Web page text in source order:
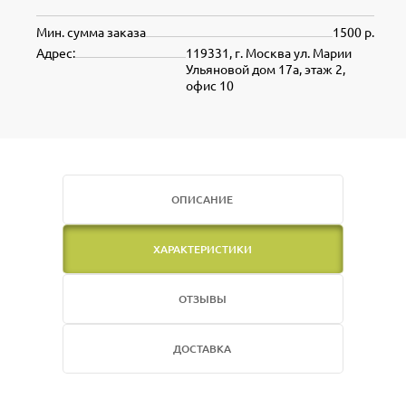
1500 р.
Мин. сумма заказа
119331, г. Москва ул. Марии
Ульяновой дом 17а, этаж 2,
офис 10
Адрес:
ОПИСАНИЕ
ХАРАКТЕРИСТИКИ
ОТЗЫВЫ
ДОСТАВКА